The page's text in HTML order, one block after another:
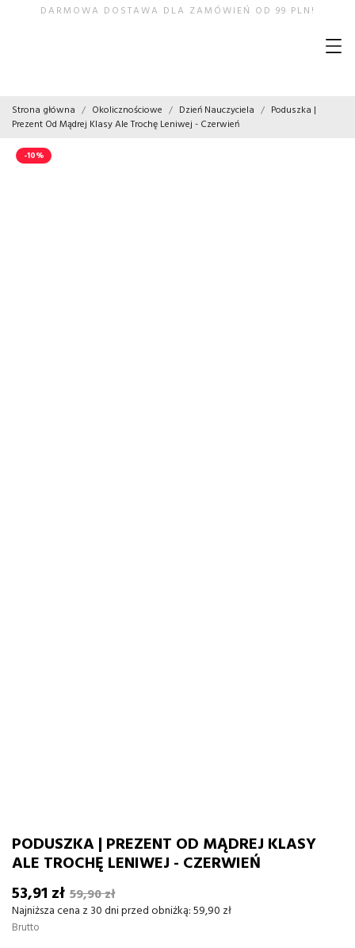
DARMOWA DOSTAWA DLA ZAMÓWIEŃ OD 99 PLN!
Strona główna Okolicznościowe Dzień Nauczyciela
Poduszka |
Prezent Od Mądrej Klasy Ale Trochę Leniwej - Czerwień
-10%
PODUSZKA | PREZENT OD MĄDREJ KLASY
ALE TROCHĘ LENIWEJ - CZERWIEŃ
53,91 zł 59,90 zł
Najniższa cena z 30 dni przed obniżką:59,90 zł
Brutto